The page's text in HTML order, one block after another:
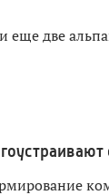
еще две